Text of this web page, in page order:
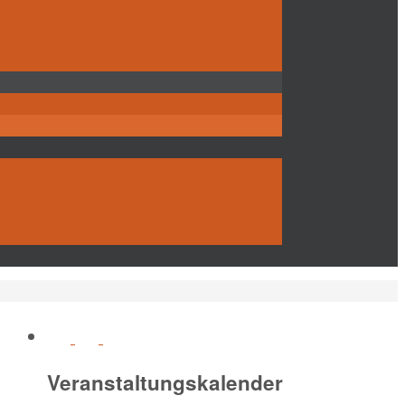
Veranstaltungskalender